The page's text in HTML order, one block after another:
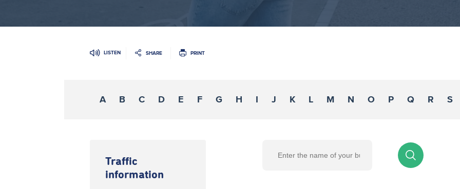
LISTEN SHARE PRINT
A B C D E F G H I J K L M N O P Q R S
Traffic
information